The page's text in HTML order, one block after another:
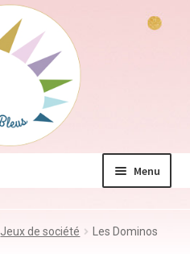
Menu
Jeux de société Les Dominos